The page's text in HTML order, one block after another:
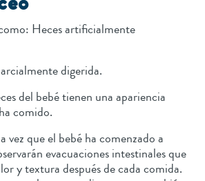
Heces artificialmente
digerida.
del bebé tienen una apariencia
comido.
que el bebé ha comenzado a
evacuaciones intestinales que
y textura después de cada comida.